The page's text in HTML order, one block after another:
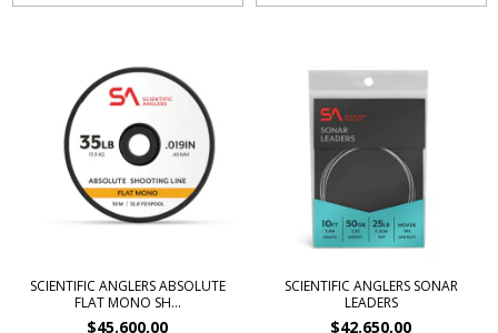
SCIENTIFIC ANGLERS ABSOLUTE
FLAT MONO SH...
$45.600,00
SCIENTIFIC ANGLERS SONAR
LEADERS
$42.650,00